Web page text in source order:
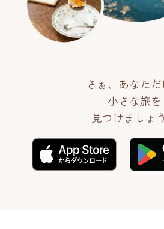
さぁ、あなた
小さな旅を
見つけましょ